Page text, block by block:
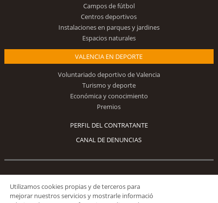
Campos de fútbol
Centros deportivos
Instalaciones en parques y jardines
Espacios naturales
VALENCIA EN DEPORTE
Voluntariado deportivo de Valencia
Turismo y deporte
Económica y conocimiento
Premios
PERFIL DEL CONTRATANTE
CANAL DE DENUNCIAS
Síguenos
Utilizamos cookies propias y de terceros para
mejorar nuestros servicios y mostrarle informació